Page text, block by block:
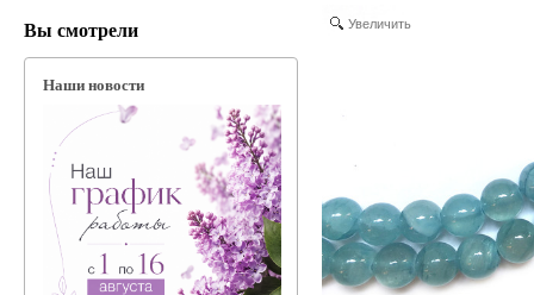
Вы смотрели
Наши новости
Увеличить